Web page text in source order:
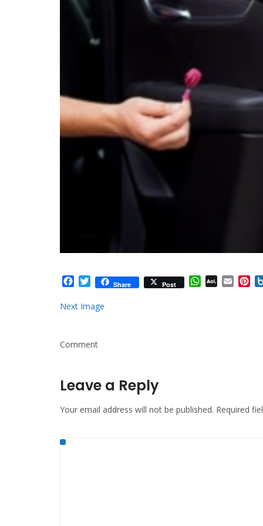
Facebook
TwitterShare Post WhatsApp
AOL Email
Next Image
Comment
Leave a Reply
Your email address will not be published. Required